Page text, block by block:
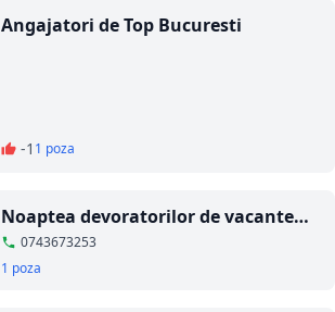
Angajatori de Top Bucuresti
-1 1 poza
Noaptea devoratorilor de vacante
Pikasea si Pikaski
0743673253
1 poza